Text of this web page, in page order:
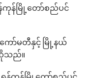
န်မြို့‌တော်စည်ပင်
ော်မတီနှင့် မြို့နယ်
သည်။